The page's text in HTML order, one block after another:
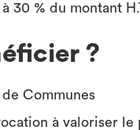
30 % du montant
?
Communes
à valoriser le